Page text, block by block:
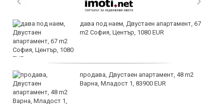
дава под наем, Двустаен апартамент, 67
m2 София, Център, 1080 EUR
продава, Двустаен апартамент, 48 m2
Варна, Младост 1, 83900 EUR